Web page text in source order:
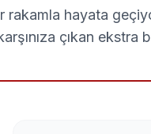
hayata
çıkan ekstra